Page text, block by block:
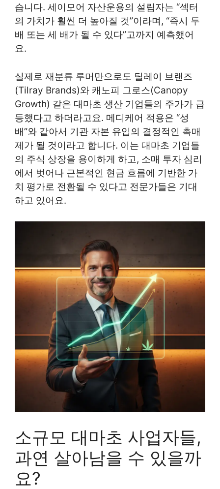
습니다. 세이모어 자산운용의 설립자는 “섹터
의 가치가 훨씬 더 높아질 것”이라며, “즉시 두
배 또는 세 배가 될 수 있다”고까지 예측했어
요.
실제로 재분류 루머만으로도 틸레이 브랜즈
(Tilray Brands)와 캐노피 그로스(Canopy
Growth) 같은 대마초 생산 기업들의 주가가 급
등했다고 하더라고요. 메디케어 적용은 “성
배”와 같아서 기관 자본 유입의 결정적인 촉매
제가 될 것이라고 합니다. 이는 대마초 기업들
의 주식 상장을 용이하게 하고, 소매 투자 심리
에서 벗어나 근본적인 현금 흐름에 기반한 가
치 평가로 전환될 수 있다고 전문가들은 기대
하고 있어요.
소규모 대마초 사업자들,
과연 살아남을 수 있을까
요?